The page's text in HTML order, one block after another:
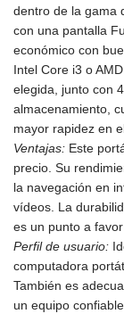
dentro de la gama
con una pantalla
económico con
Intel Core i3 o
elegida, junto con
almacenamiento,
mayor rapidez en
Ventajas: Este
precio. Su
la navegación en
vídeos. La
es un punto a
Perfil de usuario:
computadora
También es
un equipo